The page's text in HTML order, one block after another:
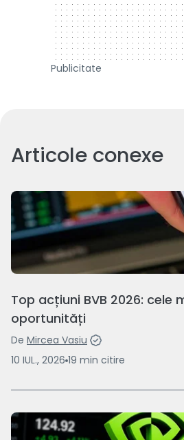
Publicitate
Articole conexe
Top acțiuni BVB 2026: cele
oportunități
De Mircea Vasiu
10 IUL., 2026 19 min citire